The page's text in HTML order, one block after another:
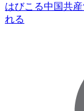
はびこる中国共
れる